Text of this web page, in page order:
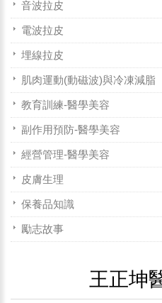
音波拉皮
電波拉皮
埋線拉皮
肌肉運動(動磁波)與冷凍減脂
教育訓練-醫學美容
副作用預防-醫學美容
經營管理-醫學美容
皮膚生理
保養品知識
勵志故事
王正坤